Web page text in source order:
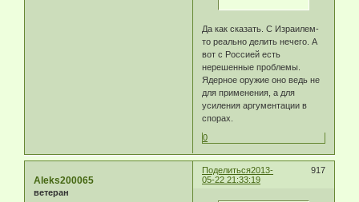
Да как сказать. С Израилем-
то реально делить нечего. А
вот с Россией есть
нерешенные проблемы.
Ядерное оружие оно ведь не
для применения, а для
усиления аргументации в
спорах.
0
Поделиться 917
2013-
05-22 21:33:19
Aleks200065
ветеран